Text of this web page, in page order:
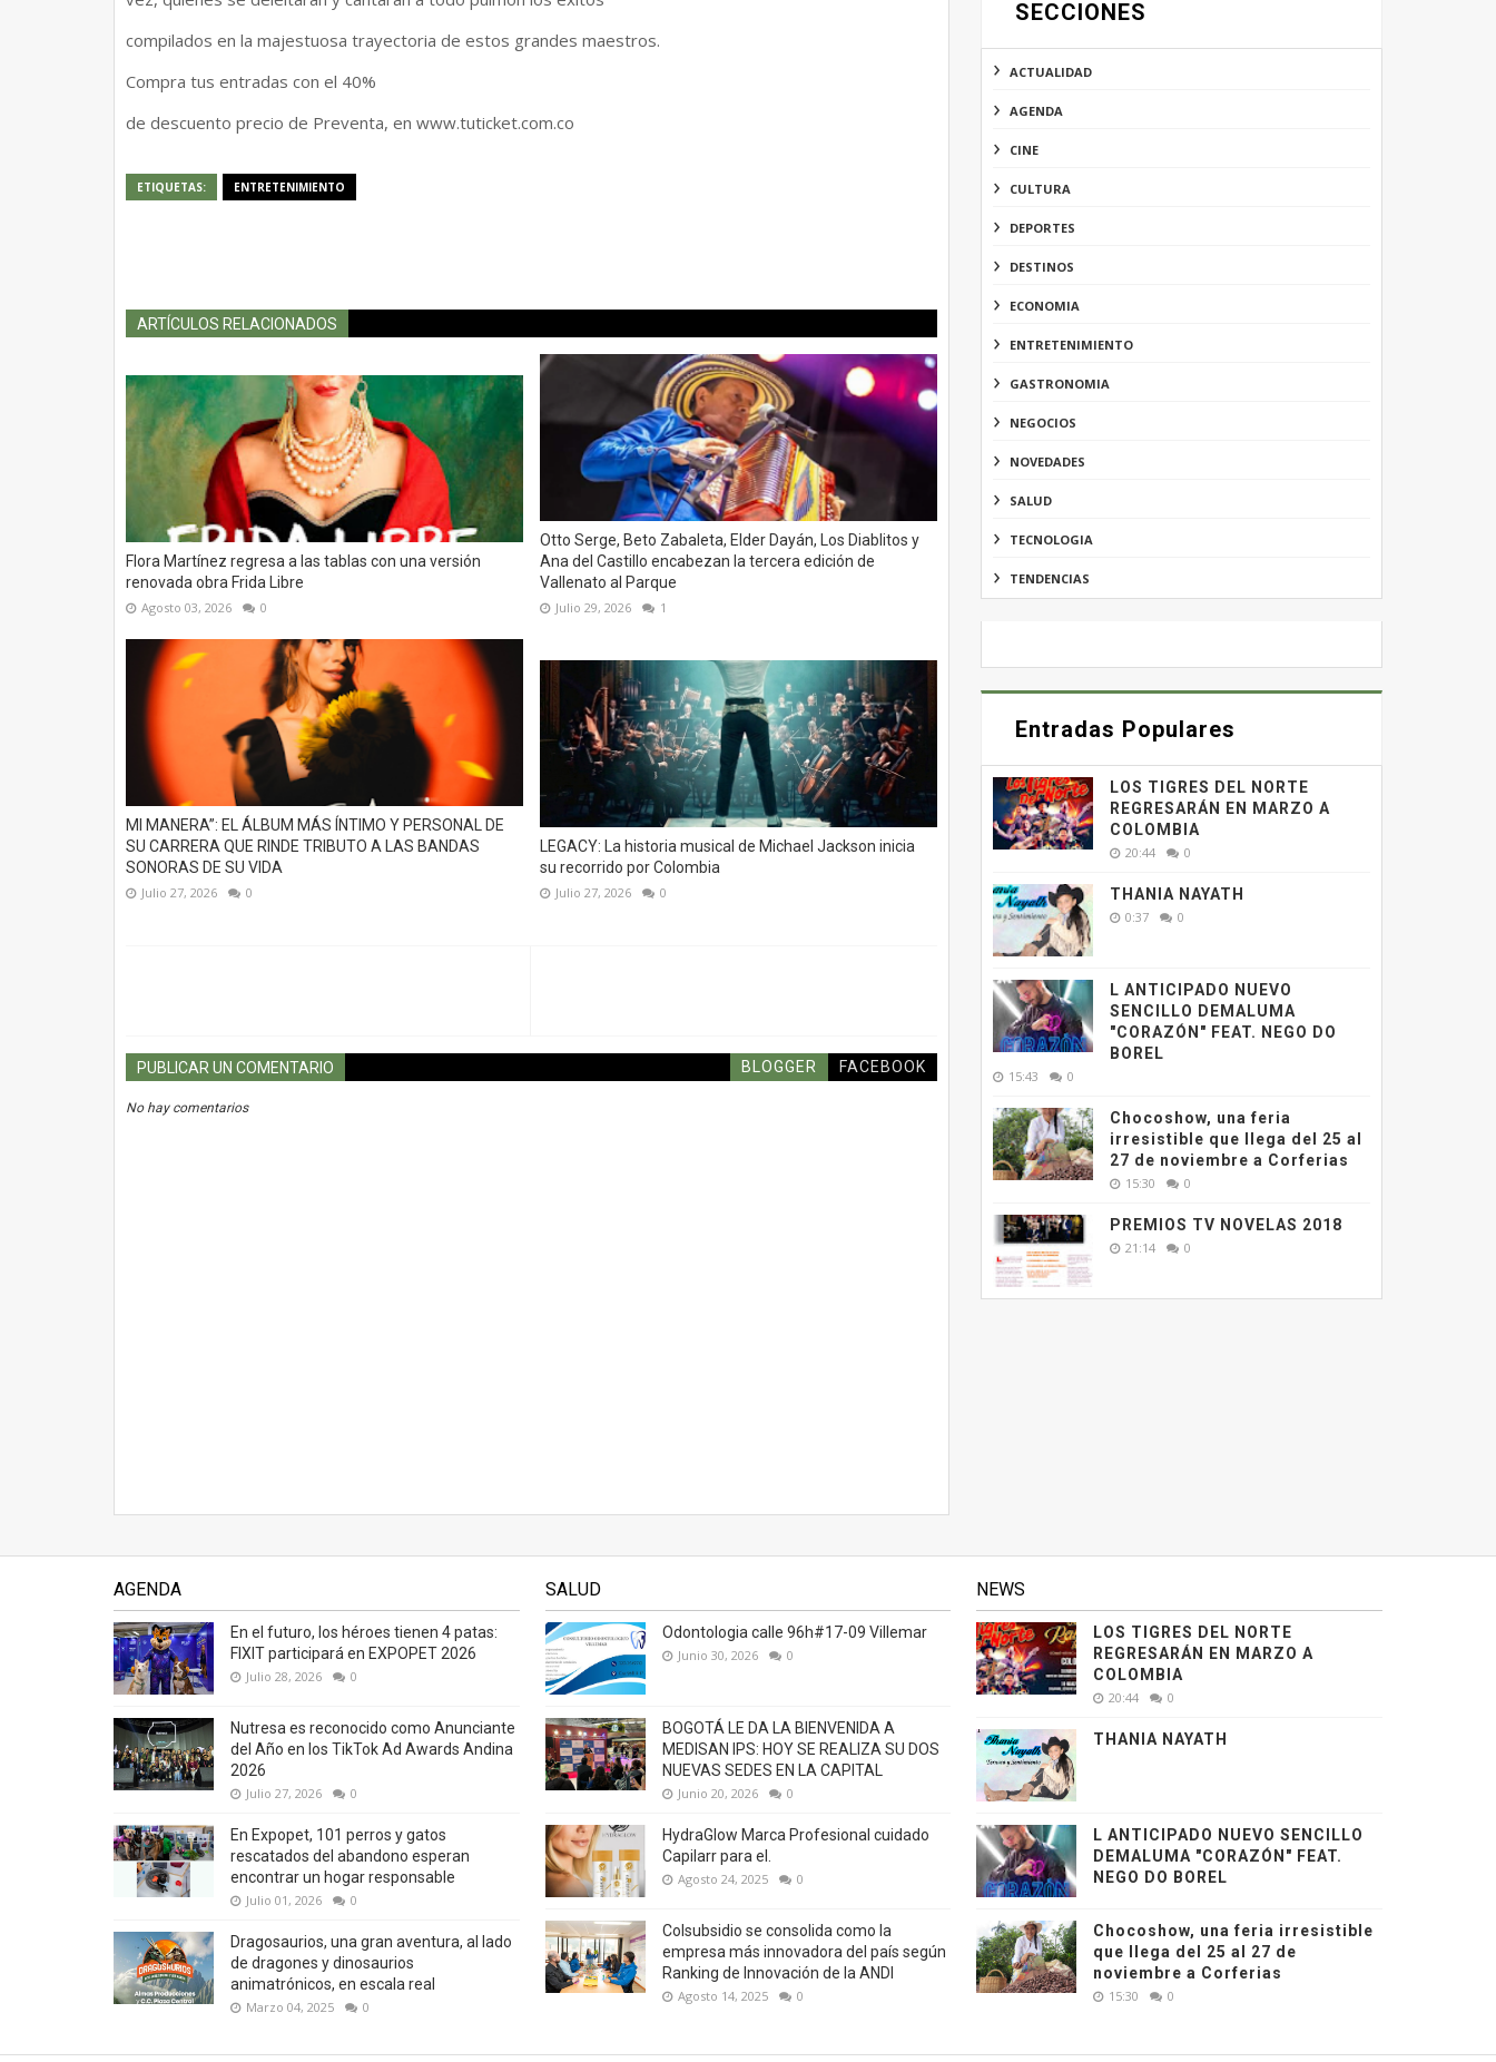
compilados en la majestuosa trayectoria de estos grandes maestros.
Compra tus entradas con el 40%
de descuento precio de Preventa, en www.tuticket.com.co
ETIQUETAS: ENTRETENIMIENTO
ARTÍCULOS RELACIONADOS
Flora Martínez regresa a las tablas con una versión
renovada obra Frida Libre
Agosto 03, 2026 0
Otto Serge, Beto Zabaleta, Elder Dayán, Los Diablitos y
Ana del Castillo encabezan la tercera edición de
Vallenato al Parque
Julio 29, 2026 1
MI MANERA”: EL ÁLBUM MÁS ÍNTIMO Y PERSONAL DE
SU CARRERA QUE RINDE TRIBUTO A LAS BANDAS
SONORAS DE SU VIDA
Julio 27, 2026 0
LEGACY: La historia musical de Michael Jackson inicia
su recorrido por Colombia
Julio 27, 2026 0
PUBLICAR UN COMENTARIO BLOGGER FACEBOOK
No hay comentarios
SECCIONES
ACTUALIDAD
AGENDA
CINE
CULTURA
DEPORTES
DESTINOS
ECONOMIA
ENTRETENIMIENTO
GASTRONOMIA
NEGOCIOS
NOVEDADES
SALUD
TECNOLOGIA
TENDENCIAS
Entradas Populares
LOS TIGRES DEL NORTE
REGRESARÁN EN MARZO A
COLOMBIA
20:44 0
THANIA NAYATH
0:37 0
L ANTICIPADO NUEVO
SENCILLO DEMALUMA
"CORAZÓN" FEAT. NEGO DO
BOREL
15:43 0
Chocoshow, una feria
irresistible que llega del 25 al
27 de noviembre a Corferias
15:30 0
PREMIOS TV NOVELAS 2018
21:14 0
AGENDA
En el futuro, los héroes tienen 4 patas:
FIXIT participará en EXPOPET 2026
Julio 28, 2026 0
Nutresa es reconocido como Anunciante
del Año en los TikTok Ad Awards Andina
2026
Julio 27, 2026 0
En Expopet, 101 perros y gatos
rescatados del abandono esperan
encontrar un hogar responsable
Julio 01, 2026 0
Dragosaurios, una gran aventura, al lado
de dragones y dinosaurios
animatrónicos, en escala real
Marzo 04, 2025 0
SALUD
Odontologia calle 96h#17-09 Villemar
Junio 30, 2026 0
BOGOTÁ LE DA LA BIENVENIDA A
MEDISAN IPS: HOY SE REALIZA SU DOS
NUEVAS SEDES EN LA CAPITAL
Junio 20, 2026 0
HydraGlow Marca Profesional cuidado
Capilarr para el.
Agosto 24, 2025 0
Colsubsidio se consolida como la
empresa más innovadora del país según
Ranking de Innovación de la ANDI
Agosto 14, 2025 0
NEWS
LOS TIGRES DEL NORTE
REGRESARÁN EN MARZO A
COLOMBIA
20:44 0
THANIA NAYATH
L ANTICIPADO NUEVO SENCILLO
DEMALUMA "CORAZÓN" FEAT.
NEGO DO BOREL
Chocoshow, una feria irresistible
que llega del 25 al 27 de
noviembre a Corferias
15:30 0